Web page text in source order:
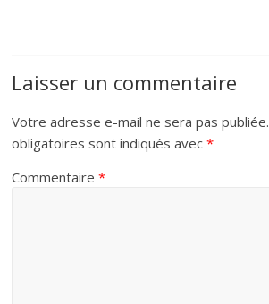
Laisser un commentaire
Votre adresse e-mail ne sera pas publiée.
obligatoires sont indiqués avec*
Commentaire*